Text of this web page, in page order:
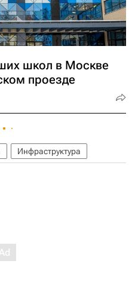
школ в Москве
проезде
Инфраструктура